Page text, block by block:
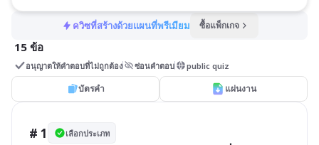
ควิซที่สร้างด้วยแผนที่พรีเมียม ซื้อแพ็กเกจ
15 ข้อ
อนุญาตให้คำตอบที่ไม่ถูกต้อง ซ่อนคำตอบ public quiz
บัตรคำ แผ่นงาน
# 1 เลือกประเภท